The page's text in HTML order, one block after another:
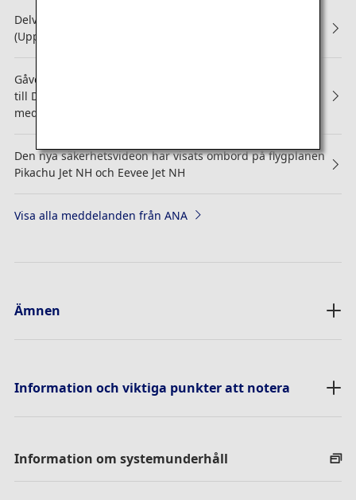
Delvis revision av ANA Mileage Club-medlemstjänster
(Uppdaterat 3 september 2025)
Gåvor med dagböcker, kalendrar och anteckningsböcker
till Diamond Service-, Platinum Service- och Super Flyers-
medlemmar upphör
Den nya säkerhetsvideon har visats ombord på flygplanen
Pikachu Jet NH och Eevee Jet NH
Visa alla meddelanden från ANA
Ämnen
Information och viktiga punkter att notera
Information om systemunderhåll